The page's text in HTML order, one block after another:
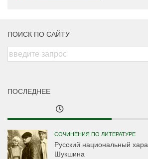
ПОИСК ПО САЙТУ
ПОСЛЕДНЕЕ
СОЧИНЕНИЯ ПО ЛИТЕРАТУРЕ
Русский национальный
Шукшина